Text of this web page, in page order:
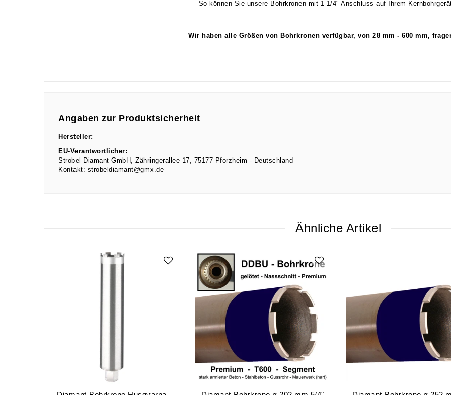
So können Sie unsere Bohrkronen mit 1 1/4" Anschluss auf Ihrem
Wir haben alle Größen von Bohrkronen verfügbar, von 28 mm - 600 mm,
Angaben zur Produktsicherheit
Hersteller:
EU-Verantwortlicher:
Strobel Diamant GmbH
Zähringerallee 17 75177 Pforzheim
Deutschland
Kontakt: strobeldiamant@gmx.de
Ähnliche Artikel